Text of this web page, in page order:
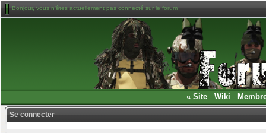
Bonjour, vous n'êtes actuellement pas connecté sur le forum
« Site - Wiki -
Se connecter